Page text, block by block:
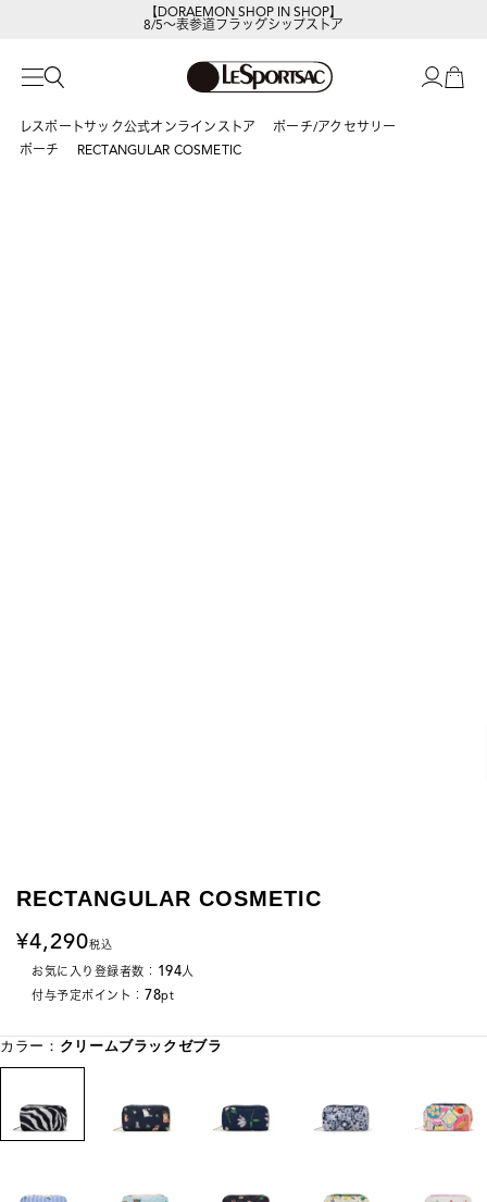
8/5～表参道フラッグシップストア
レスポートサック公式オンラインストア
ポーチ/アクセサリー
ポーチ
RECTANGULAR COSMETIC
RECTANGULAR COSMETIC
4,290税込
お気に入り登録者数： 194人
付与予定ポイント： 78pt
カラー： クリームブラックゼブラ